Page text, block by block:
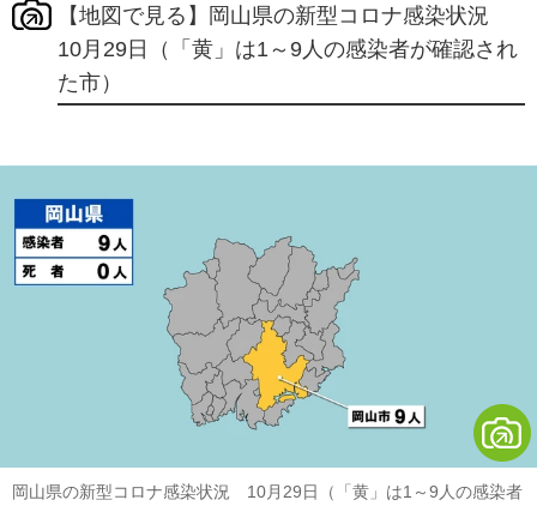
【地図で見る】岡山県の新型コロナ感染状況
10月29日（「黄」は1～9人の感染者が確認され
た市）
岡山県の新型コロナ感染状況 10月29日（「黄」は1～9人の感染者